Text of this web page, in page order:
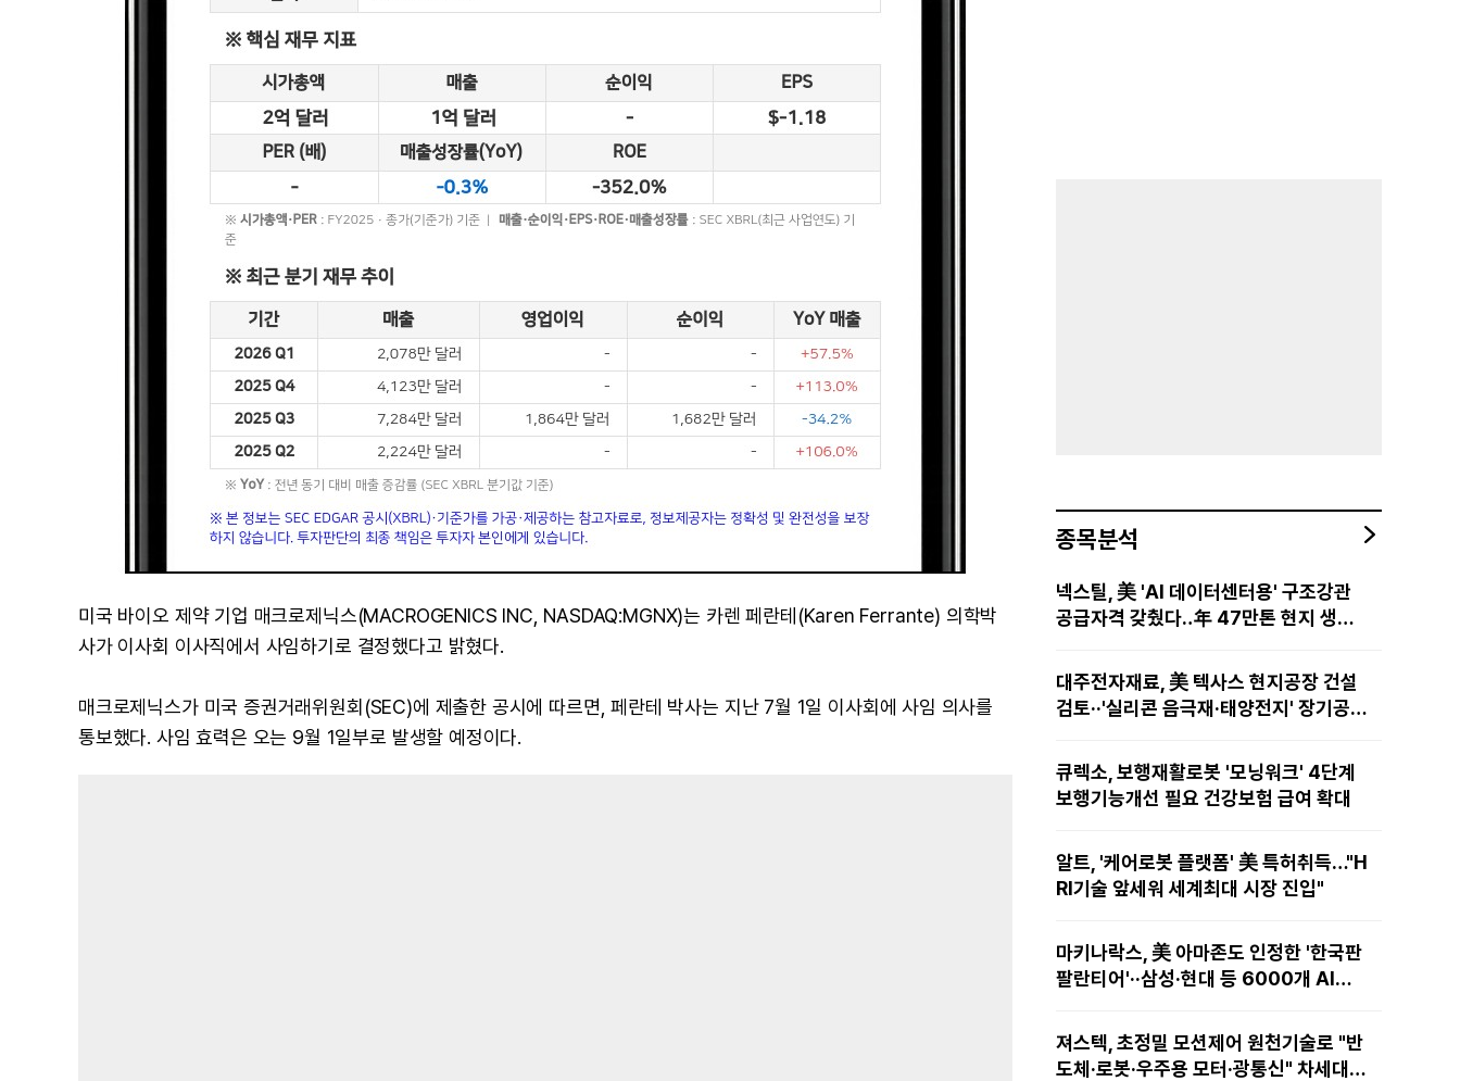
미국 바이오 제약 기업 매크로제닉스(MACROGENICS INC, NASDAQ:MGNX)는 카렌 페란테(Karen Ferrante) 의학박
사가 이사회 이사직에서 사임하기로 결정했다고 밝혔다.
매크로제닉스가 미국 증권거래위원회(SEC)에 제출한 공시에 따르면, 페란테 박사는 지난 7월 1일 이사회에 사임 의사를
통보했다. 사임 효력은 오는 9월 1일부로 발생할 예정이다.
종목분석
넥스틸, 美 'AI 데이터센터용' 구조강관
공급자격 갖췄다‥年 47만톤 현지 생산
대주전자재료, 美 텍사스 현지공장 건설
검토··'실리콘 음극재·태양전지' 장기공급
큐렉소, 보행재활로봇 '모닝워크' 4단계
보행기능개선 필요 건강보험 급여 확대
알트, '케어로봇 플랫폼' 美 특허취득…"H
RI기술 앞세워 세계최대 시장 진입"
마키나락스, 美 아마존도 인정한 '한국판
팔란티어'··삼성·현대 등 6000개 AI모
져스텍, 초정밀 모션제어 원천기술로 "반
도체·로봇·우주용 모터·광통신" 차세대